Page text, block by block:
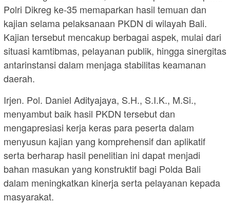
Polri Dikreg ke-35 memaparkan hasil temuan dan
kajian selama pelaksanaan PKDN di wilayah Bali.
Kajian tersebut mencakup berbagai aspek, mulai dari
situasi kamtibmas, pelayanan publik, hingga sinergitas
antarinstansi dalam menjaga stabilitas keamanan
daerah.
Irjen. Pol. Daniel Adityajaya, S.H., S.I.K., M.Si.,
menyambut baik hasil PKDN tersebut dan
mengapresiasi kerja keras para peserta dalam
menyusun kajian yang komprehensif dan aplikatif
serta berharap hasil penelitian ini dapat menjadi
bahan masukan yang konstruktif bagi Polda Bali
dalam meningkatkan kinerja serta pelayanan kepada
masyarakat.